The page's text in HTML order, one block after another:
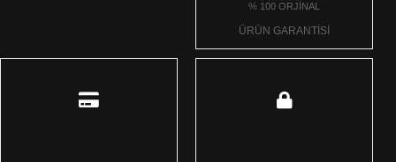
% 100 ORJİNAL
ÜRÜN GARANTİSİ